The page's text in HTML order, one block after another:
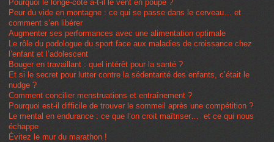
Pourquoi le longe-côte a-t-il le vent en poupe ?
Peur du vide en montagne : ce qui se passe dans le cerveau… et
comment s’en libérer
Augmenter ses performances avec une alimentation optimale
Le rôle du podologue du sport face aux maladies de croissance chez
l’enfant et l’adolescent
Bouger en travaillant : quel intérêt pour la santé ?
Et si le secret pour lutter contre la sédentarité des enfants, c’était le
nudge ?
Comment concilier menstruations et entraînement ?
Pourquoi est-il difficile de trouver le sommeil après une compétition ?
Le mental en endurance : ce que l’on croit maîtriser… et ce qui nous
échappe
Évitez le mur du marathon !